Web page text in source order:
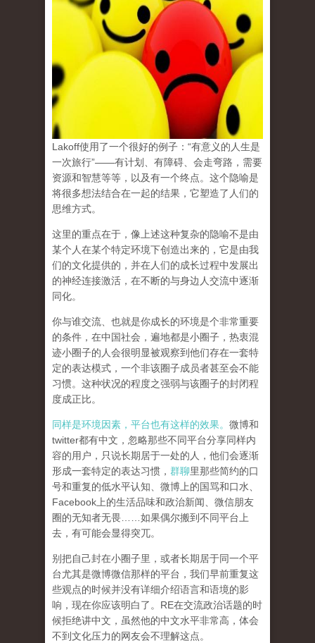
Lakoff使用了一个很好的例子：“有意义的人生是
一次旅行”——有计划、有障碍、会走弯路，需要
资源和智慧等等，以及有一个终点。 这个隐喻是
将很多想法结合在一起的结果，它塑造了人们的
思维方式。
这里的重点在于，像上述这种复杂的隐喻不是由
某个人在某个特定环境下创造出来的，它是由我
们的文化提供的，并在人们的成长过程中发展出
的神经连接激活，在不断的与身边人交流中逐渐
同化。
你与谁交流、也就是你成长的环境是个非常重要
的条件，在中国社会，遍地都是小圈子，热衷混
迹小圈子的人会很明显被观察到他们存在一套特
定的表达模式，一个非该圈子成员者甚至会不能
习惯。这种状况的程度之强弱与该圈子的封闭程
度成正比。
同样是环境因素，平台也有这样的效果。 微博和
twitter都有中文，忽略那些不同平台分享同样内
容的用户，只说长期居于一处的人，他们会逐渐
形成一套特定的表达习惯， 群聊里那些简约的口
号和重复的低水平认知、微博上的国骂和口水、
Facebook上的生活品味和政治新闻、微信朋友
圈的无知者无畏……如果偶尔搬到不同平台上
去，有可能会显得突兀。
别把自己封在小圈子里，或者长期居于同一个平
台尤其是微博微信那样的平台，我们早前重复这
些观点的时候并没有详细介绍语言和语境的影
响，现在你应该明白了。RE在交流政治话题的时
候拒绝讲中文，虽然他的中文水平非常高，体会
不到文化压力的网友会不理解这点。